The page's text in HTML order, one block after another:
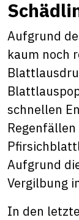
Aufgrund
kaum noch
schnellen
Aufgrund
Vergilbung
In den